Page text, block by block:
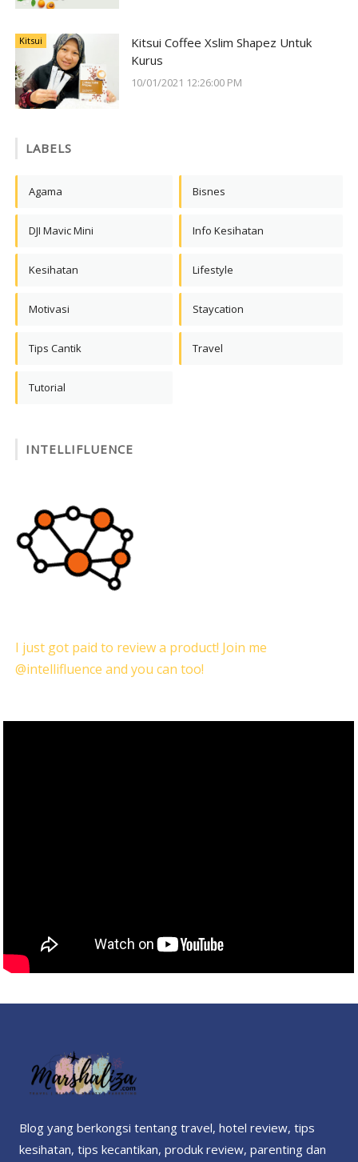
Kitsui
Kitsui Coffee Xslim Shapez Untuk
Kurus
10/01/2021 12:26:00 PM
LABELS
Agama Bisnes
DJI Mavic Mini Info Kesihatan
Kesihatan Lifestyle
Motivasi Staycation
Tips Cantik Travel
Tutorial
INTELLIFLUENCE
I just got paid to review a product! Join me
@intellifluence and you can too!
Blog yang berkongsi tentang travel, hotel review, tips
kesihatan, tips kecantikan, produk review, parenting dan